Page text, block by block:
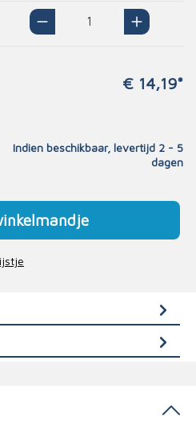
€ 14,19*
Indien beschikbaar, levertijd 2 - 5
dagen